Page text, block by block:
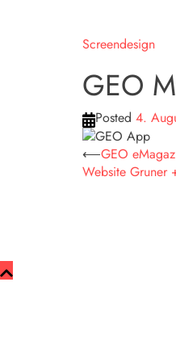
Screendesign
GEO
Posted 4.
⟵GEO
Website Gruner